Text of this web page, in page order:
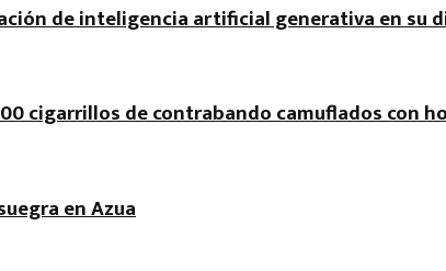
de inteligencia artificial generativa en su
cigarrillos de contrabando camuflados con
en Azua